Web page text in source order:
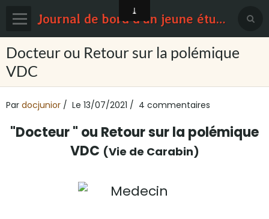
Journal de bord d'un jeune étudiant en médecine
Page d'accueil
Blog
Contact
Sondages
Docteur ou Retour sur la polémique
VDC
Par docjunior Le 13/07/2021 4 commentaires
"Docteur " ou Retour sur la polémique
VDC (Vie de Carabin)